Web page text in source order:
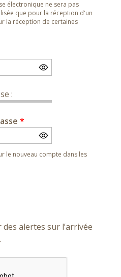
électronique ne sera pas
que pour la réception d'un
la réception de certaines
:
*
le nouveau compte dans les
alertes sur l’arrivée